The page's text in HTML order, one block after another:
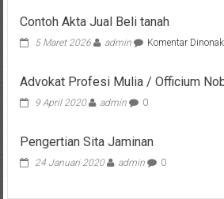
Cilacap,
Banjarnegara,
Temanggung,
Wonosobo,
Cirebon,
Karawang,
Contoh Akta Jual Beli tanah
5 Maret 2026 admin Komentar
Advokat Profesi Mulia / Officium
9 April 2020 admin 0
Pengertian Sita Jaminan
24 Januari 2020 admin 0